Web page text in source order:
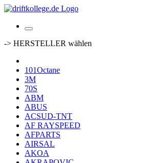
-> HERSTELLER wählen
101Octane
3M
70S
ABM
ABUS
ACSUD-TNT
AF RAYSPEED
AFPARTS
AIRSAL
AKOA